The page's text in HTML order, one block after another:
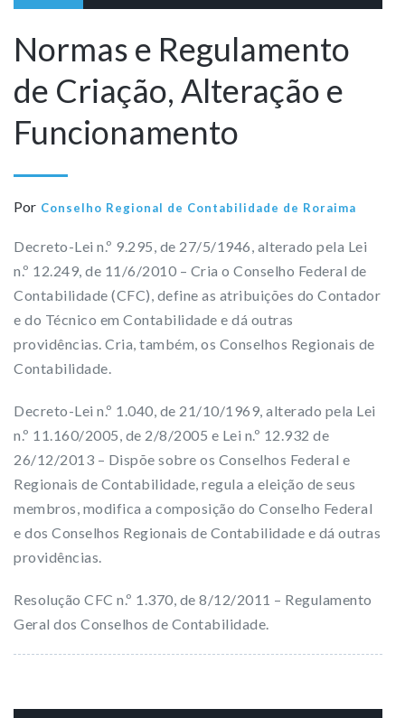
Normas e Regulamento
de Criação, Alteração e
Funcionamento
Por Conselho Regional de Contabilidade de Roraima
Decreto-Lei n.º 9.295, de 27/5/1946, alterado pela Lei
n.º 12.249, de 11/6/2010 – Cria o Conselho Federal de
Contabilidade (CFC), define as atribuições do Contador
e do Técnico em Contabilidade e dá outras
providências. Cria, também, os Conselhos Regionais de
Contabilidade.
Decreto-Lei n.º 1.040, de 21/10/1969, alterado pela Lei
n.º 11.160/2005, de 2/8/2005 e Lei n.º 12.932 de
26/12/2013 – Dispõe sobre os Conselhos Federal e
Regionais de Contabilidade, regula a eleição de seus
membros, modifica a composição do Conselho Federal
e dos Conselhos Regionais de Contabilidade e dá outras
providências.
Resolução CFC n.º 1.370, de 8/12/2011 – Regulamento
Geral dos Conselhos de Contabilidade.